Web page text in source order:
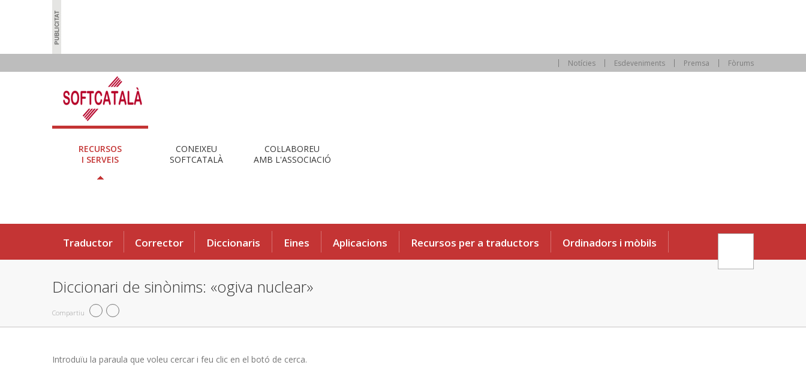
Notícies Esdeveniments Premsa Fòrums
RECURSOS
I SERVEIS
CONEIXEU
SOFTCATALÀ
COL·LABOREU
AMB L'ASSOCIACIÓ
Traductor Corrector Diccionaris Eines Aplicacions Recursos per a traductors Ordinadors i mòbils
Diccionari de sinònims: «ogiva nuclear»
Compartiu
Introduïu la paraula que voleu cercar i feu clic en el botó de cerca.